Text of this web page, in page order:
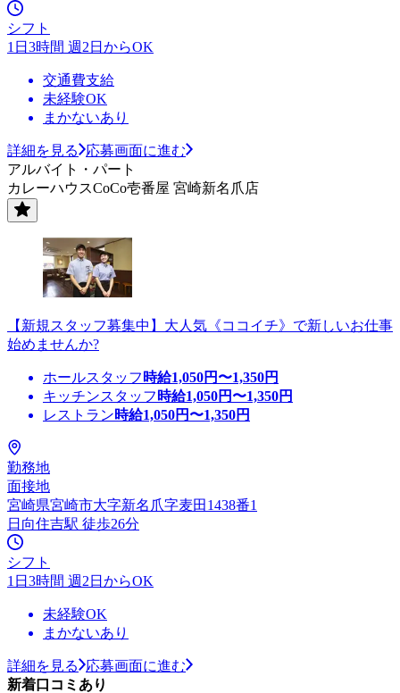
シフト
1日3時間 週2日からOK
交通費支給
未経験OK
まかないあり
詳細を見る
応募画面に進む
アルバイト・パート
カレーハウスCoCo壱番屋 宮崎新名爪店
【新規スタッフ募集中】大人気《ココイチ》で新しいお仕事
始めませんか?
ホールスタッフ 時給1,050円〜1,350円
キッチンスタッフ 時給1,050円〜1,350円
レストラン時給1,050円〜1,350円
勤務地
面接地
宮崎県宮崎市大字新名爪字麦田1438番1
日向住吉駅 徒歩26分
シフト
1日3時間 週2日からOK
未経験OK
まかないあり
詳細を見る
応募画面に進む
新着口コミあり